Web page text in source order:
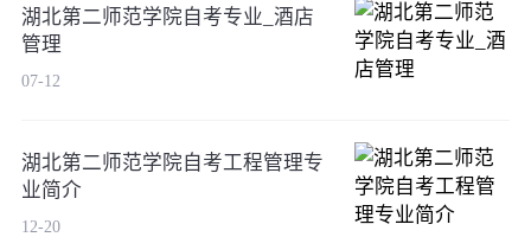
湖北第二师范学院自考专业_酒店
管理
07-12
湖北第二师范学院自考工程管理专
业简介
12-20